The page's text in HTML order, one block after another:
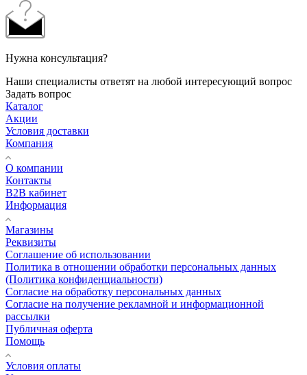
Нужна консультация?
Наши специалисты ответят на любой интересующий вопрос
Задать вопрос
Каталог
Акции
Условия доставки
Компания
О компании
Контакты
B2B кабинет
Информация
Магазины
Реквизиты
Соглашение об использовании
Политика в отношении обработки персональных данных
(Политика конфиденциальности)
Согласие на обработку персональных данных
Согласие на получение рекламной и информационной
рассылки
Публичная оферта
Помощь
Условия оплаты